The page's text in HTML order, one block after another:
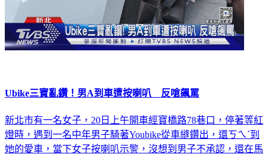
Ubike三寶亂鑽！男A到車遭按喇叭 反嗆飆罵
新北市有一名女子，20日上午開車經寶橋路78巷口，停著等紅
燈時，遇到一名中年男子騎著Youbike從車縫鑽出，還ㄎㄟˊ到
她的愛車，當下女子按喇叭示警，沒想到男子不承認，還在馬